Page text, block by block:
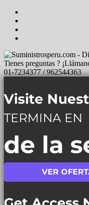
Tienes preguntas ?
01-7234377 / 962544363
Visite
TERMINA EN
de la
VER